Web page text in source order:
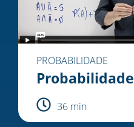
PROBABILIDADE
Probabilidade
36 min